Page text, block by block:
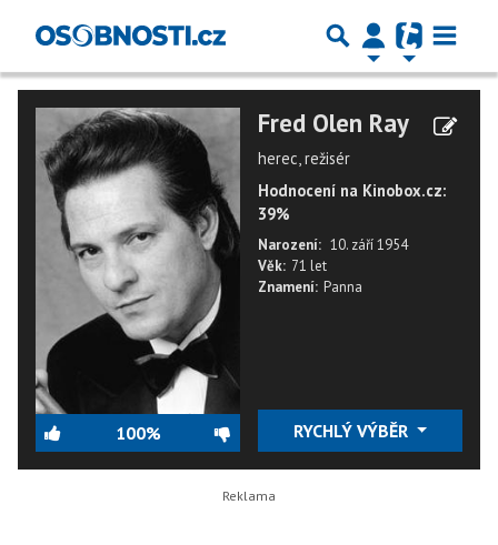
100%
Fred Olen Ray
herec, režisér
Hodnocení na Kinobox.cz:
39%
Narození: 10. září 1954
Věk: 71 let
Znamení: Panna
RYCHLÝ VÝBĚR